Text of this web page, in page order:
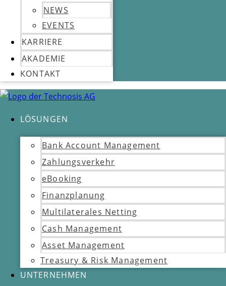
NEWS
EVENTS
KARRIERE
AKADEMIE
KONTAKT
LÖSUNGEN
Bank Account Management
Zahlungsverkehr
eBooking
Finanzplanung
Multilaterales Netting
Cash Management
Asset Management
Treasury & Risk Management
UNTERNEHMEN